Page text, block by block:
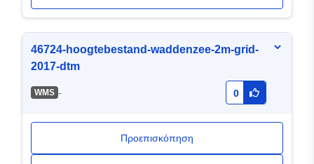
46724-hoogtebestand-waddenzee-2m-grid-
2017-dtm
WMS - 0
Προεπισκόπηση